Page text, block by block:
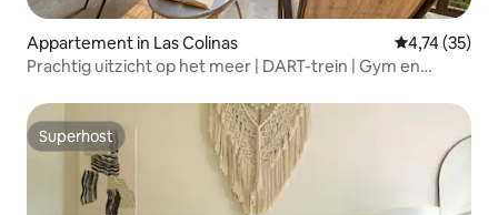
Appartement in Las Colinas Gemiddelde
4,74 (35)
Prachtig uitzicht op het meer | DART-trein | Gym en
Superhost
Superhost